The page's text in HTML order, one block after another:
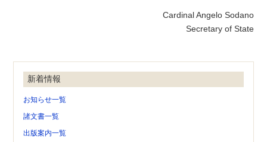
Cardinal Angelo Sodano
Secretary of State
新着情報
お知らせ一覧
諸文書一覧
出版案内一覧